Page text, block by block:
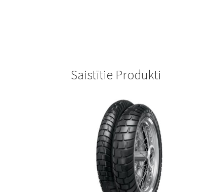
Saistītie Produkti